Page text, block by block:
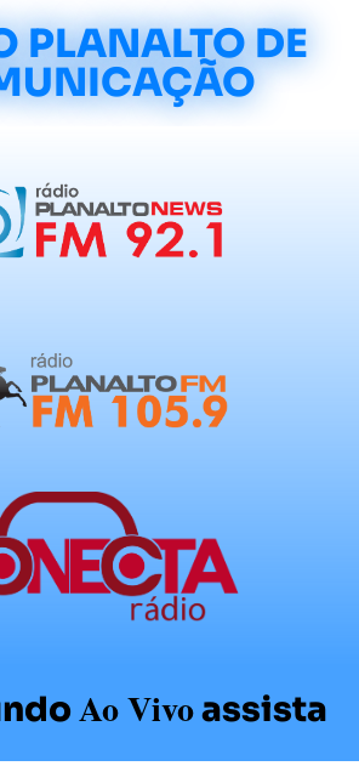
PLANALTO DE
Ao Vivoassista